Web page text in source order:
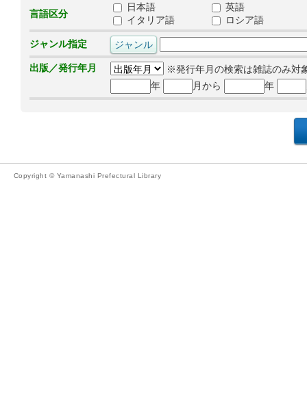
言語区分
日本語
英語
イタリア語
ロシア語
ジャンル指定
出版／発行年月
※発行年月の検索は雑誌のみ対
年
月から 年
Copyright © Yamanashi Prefectural Library